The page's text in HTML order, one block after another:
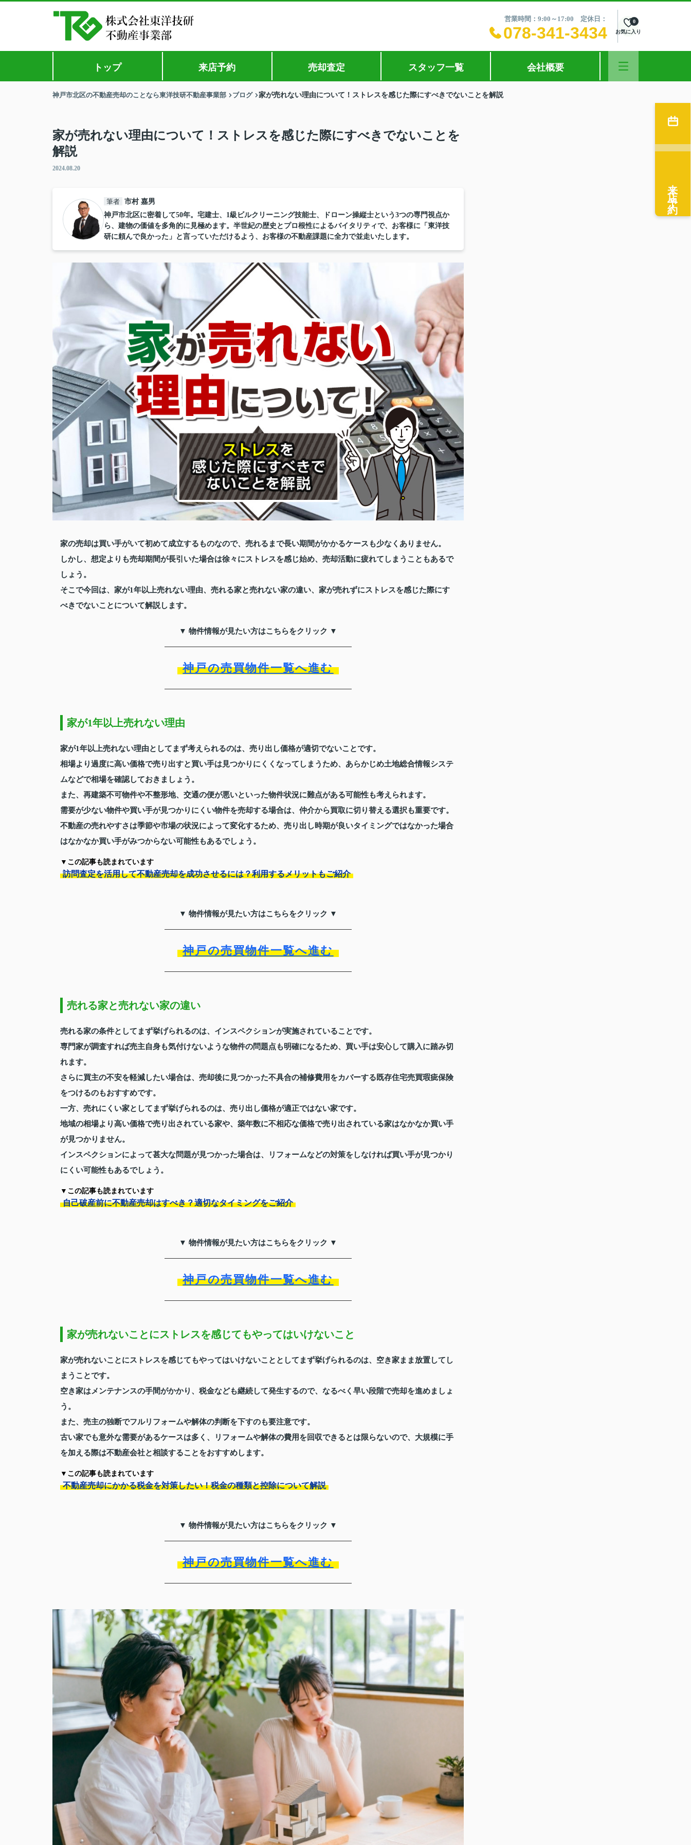
営業時間：9:00～17:00 定休日：
078-341-3434 お気に入り
0
トップ 来店予約 売却査定 スタッフ一覧 会社概要
神戸市北区の不動産売却のことなら東洋技研不動産事業部 ブログ 家が売れない理由について！ストレスを感じた際にすべきでないことを解説
家が売れない理由について！ストレスを感じた際にすべきでないことを
解説
2024.08.20
筆者 市村 嘉男
神戸市北区に密着して50年。宅建士、1級ビルクリーニング技能士、ドローン操縦士という3つの専門視点か
ら、建物の価値を多角的に見極めます。半世紀の歴史とプロ根性によるバイタリティで、お客様に「東洋技
研に頼んで良かった」と言っていただけるよう、お客様の不動産課題に全力で並走いたします。
家の売却は買い手がいて初めて成立するものなので、売れるまで長い期間がかかるケースも少なくありません。
しかし、想定よりも売却期間が長引いた場合は徐々にストレスを感じ始め、売却活動に疲れてしまうこともあるで
しょう。
そこで今回は、家が1年以上売れない理由、売れる家と売れない家の違い、家が売れずにストレスを感じた際にす
べきでないことについて解説します。
▼ 物件情報が見たい方はこちらをクリック ▼
神戸の売買物件一覧へ進む
家が1年以上売れない理由
家が1年以上売れない理由としてまず考えられるのは、売り出し価格が適切でないことです。
相場より過度に高い価格で売り出すと買い手は見つかりにくくなってしまうため、あらかじめ土地総合情報システ
ムなどで相場を確認しておきましょう。
また、再建築不可物件や不整形地、交通の便が悪いといった物件状況に難点がある可能性も考えられます。
需要が少ない物件や買い手が見つかりにくい物件を売却する場合は、仲介から買取に切り替える選択も重要です。
不動産の売れやすさは季節や市場の状況によって変化するため、売り出し時期が良いタイミングではなかった場合
はなかなか買い手がみつからない可能性もあるでしょう。
▼この記事も読まれています
訪問査定を活用して不動産売却を成功させるには？利用するメリットもご紹介
▼ 物件情報が見たい方はこちらをクリック ▼
神戸の売買物件一覧へ進む
売れる家と売れない家の違い
売れる家の条件としてまず挙げられるのは、インスペクションが実施されていることです。
専門家が調査すれば売主自身も気付けないような物件の問題点も明確になるため、買い手は安心して購入に踏み切
れます。
さらに買主の不安を軽減したい場合は、売却後に見つかった不具合の補修費用をカバーする既存住宅売買瑕疵保険
をつけるのもおすすめです。
一方、売れにくい家としてまず挙げられるのは、売り出し価格が適正ではない家です。
地域の相場より高い価格で売り出されている家や、築年数に不相応な価格で売り出されている家はなかなか買い手
が見つかりません。
インスペクションによって甚大な問題が見つかった場合は、リフォームなどの対策をしなければ買い手が見つかり
にくい可能性もあるでしょう。
▼この記事も読まれています
自己破産前に不動産売却はすべき？適切なタイミングをご紹介
▼ 物件情報が見たい方はこちらをクリック ▼
神戸の売買物件一覧へ進む
家が売れないことにストレスを感じてもやってはいけないこと
家が売れないことにストレスを感じてもやってはいけないこととしてまず挙げられるのは、空き家まま放置してし
まうことです。
空き家はメンテナンスの手間がかかり、税金なども継続して発生するので、なるべく早い段階で売却を進めましょ
う。
また、売主の独断でフルリフォームや解体の判断を下すのも要注意です。
古い家でも意外な需要があるケースは多く、リフォームや解体の費用を回収できるとは限らないので、大規模に手
を加える際は不動産会社と相談することをおすすめします。
▼この記事も読まれています
不動産売却にかかる税金を対策したい！税金の種類と控除について解説
▼ 物件情報が見たい方はこちらをクリック ▼
神戸の売買物件一覧へ進む
来店予約